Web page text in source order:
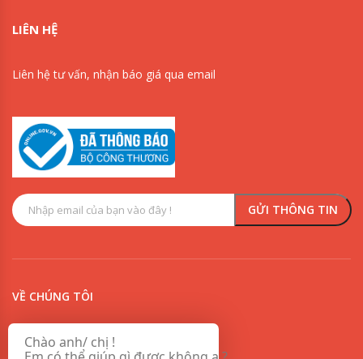
LIÊN HỆ
Liên hệ tư vấn, nhận báo giá qua email
VỀ CHÚNG TÔI
Chính sách vận chuyển và giao nhận sơn
0918342277
Chào anh/ chị !